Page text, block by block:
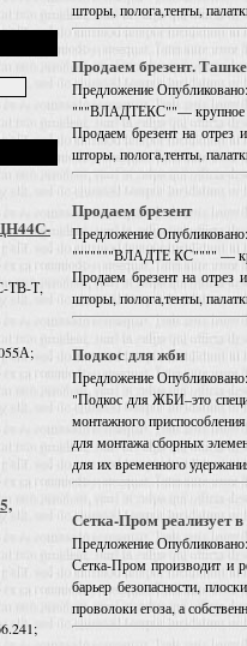
ТВ-Т,
шторы, полога,тенты,
Продаем брезент.
Предложение
"""ВЛАДТЕКС""— крупное
Продаем брезент на отрез
шторы, полога,тенты,
Продаем брезент
Предложение
"""""""ВЛАДТЕ КС"""" —
Продаем брезент на отрез
шторы, полога,тенты,
Подкос для жби
Предложение
"Подкос для ЖБИ–это
монтажного приспособления
для монтажа сборных
для их временного
Сетка-Пром реализует
Предложение
Сетка-Пром производит и
барьер безопасности,
проволоки егоза, а